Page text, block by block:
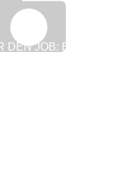
DEN JOB: BLOSS NICHT D